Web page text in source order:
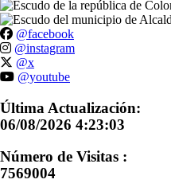
@facebook
@instagram
@x
@youtube
Última Actualización:
06/08/2026 4:23:03
Número de Visitas :
7569004